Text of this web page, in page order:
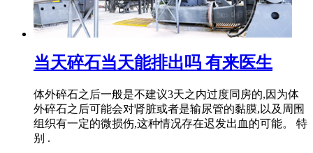
当天碎石当天能排出吗 有来医生
体外碎石之后一般是不建议3天之内过度同房的,因为体
外碎石之后可能会对肾脏或者是输尿管的黏膜,以及周围
组织有一定的微损伤,这种情况存在迟发出血的可能。 特
别 .